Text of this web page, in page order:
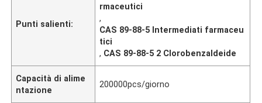
Punti salienti:
rmaceutici
,
CAS 89-88-5 Intermediati farmaceu
tici
, CAS 89-88-5 2 Clorobenzaldeide
Capacità di alime
ntazione
200000pcs/giorno